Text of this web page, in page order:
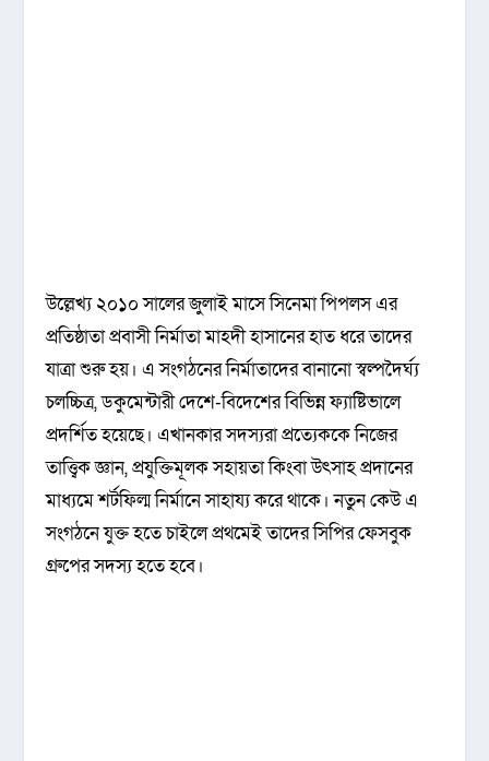
উল্লেখ্য ২০১০ সালের জুলাই মাসে সিনেমা পিপলস এর
প্রতিষ্ঠাতা প্রবাসী নির্মাতা মাহদী হাসানের হাত ধরে তাদের
যাত্রা শুরু হয়। এ সংগঠনের নির্মাতাদের বানানো স্বল্পদৈর্ঘ্য
চলচ্চিত্র, ডকুমেন্টারী দেশে-বিদেশের বিভিন্ন ফ্যাষ্টিভালে
প্রদর্শিত হয়েছে। এখানকার সদস্যরা প্রত্যেককে নিজের
তাত্ত্বিক জ্ঞান, প্রযুক্তিমূলক সহায়তা কিংবা উৎসাহ প্রদানের
মাধ্যমে শর্টফিল্ম নির্মানে সাহায্য করে থাকে। নতুন কেউ এ
সংগঠনে যুক্ত হতে চাইলে প্রথমেই তাদের সিপির ফেসবুক
গ্রুপের সদস্য হতে হবে।